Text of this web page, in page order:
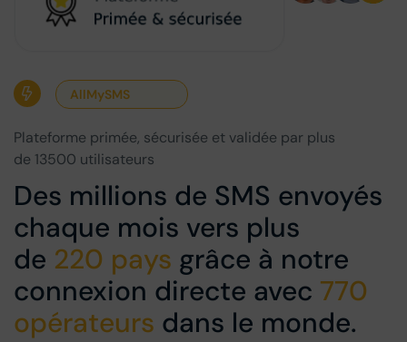
AllMySMS
Plateforme primée, sécurisée et validée par plus
de 13500 utilisateurs
Des millions de SMS envoyés
chaque mois vers plus
de 220 pays grâce à notre
connexion directe avec 770
opérateurs dans le monde.